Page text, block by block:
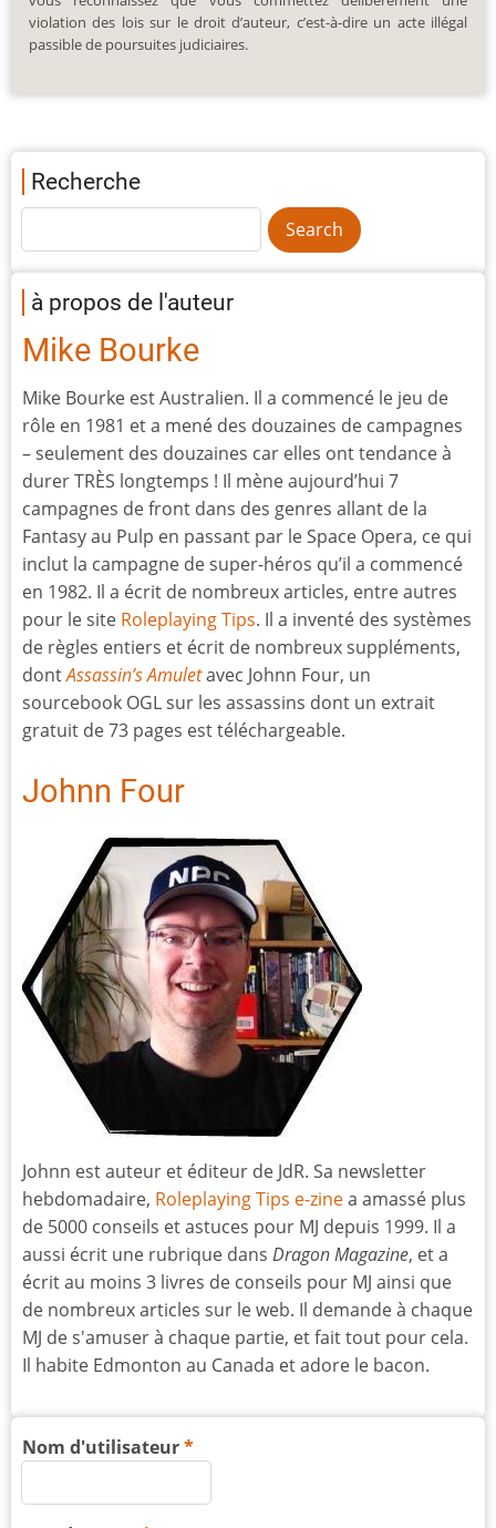
violation des lois sur le droit d’auteur, c’est-à-dire un acte illégal
passible de poursuites judiciaires.
Recherche
à propos de l'auteur
Mike Bourke
Mike Bourke est Australien. Il a commencé le jeu de
rôle en 1981 et a mené des douzaines de campagnes
– seulement des douzaines car elles ont tendance à
durer TRÈS longtemps ! Il mène aujourd’hui 7
campagnes de front dans des genres allant de la
Fantasy au Pulp en passant par le Space Opera, ce qui
inclut la campagne de super-héros qu’il a commencé
en 1982. Il a écrit de nombreux articles, entre autres
pour le site Roleplaying Tips. Il a inventé des systèmes
de règles entiers et écrit de nombreux suppléments,
dontAssassin’s Amuletavec Johnn Four, un
sourcebook OGL sur les assassins dont un extrait
gratuit de 73 pages est téléchargeable.
Johnn Four
Johnn est auteur et éditeur de JdR. Sa newsletter
hebdomadaire, Roleplaying Tips e-zinea amassé plus
de 5000 conseils et astuces pour MJ depuis 1999. Il a
aussi écrit une rubrique dans Dragon Magazine, et a
écrit au moins 3 livres de conseils pour MJ ainsi que
de nombreux articles sur le web. Il demande à chaque
MJ de s'amuser à chaque partie, et fait tout pour cela.
Il habite Edmonton au Canada et adore le bacon.
Nom d'utilisateur